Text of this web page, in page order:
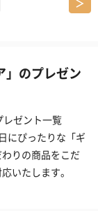
＞
」のプレゼン
ゼント一覧
にぴったりな「ギ
りの商品をこだ
いたします。